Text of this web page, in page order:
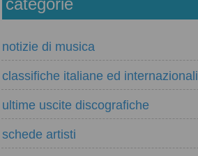
categorie
notizie di musica
classifiche italiane ed internazionali
ultime uscite discografiche
schede artisti